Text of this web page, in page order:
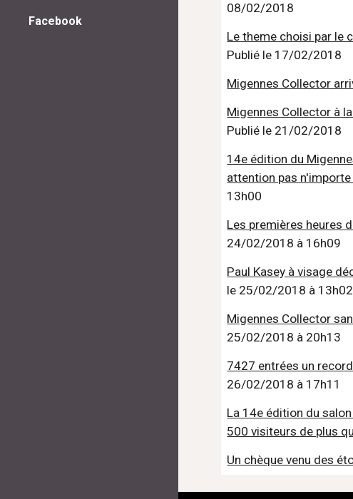
Facebook
08/02/2018
Le theme choisi par le
Publié le 17/02/2018
Migennes Collector
Migennes Collector à
Publié le 21/02/2018
14e édition du
attention pas
13h00
Les premières heures
24/02/2018 à 16h09
Paul Kasey à visage
le 25/02/2018 à 13h02
Migennes Collector
25/02/2018 à 20h13
7427 entrées un
26/02/2018 à 17h11
La 14e édition du
500 visiteurs de plus
Un chèque venu des